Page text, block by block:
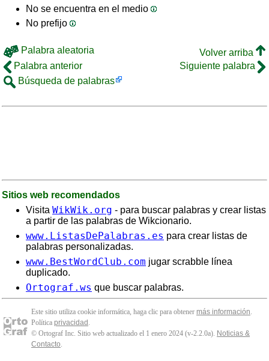
No se encuentra en el medio
No prefijo
Palabra aleatoria
Volver arriba
Palabra anterior
Siguiente palabra
Búsqueda de palabras
Sitios web recomendados
Visita WikWik.org - para buscar palabras y crear listas
a partir de las palabras de Wikcionario.
www.ListasDePalabras.es para crear listas de
palabras personalizadas.
www.BestWordClub.com jugar scrabble línea
duplicado.
Ortograf.ws que buscar palabras.
Este sitio utiliza cookie informática, haga clic para obtener más información.
Política privacidad .
© Ortograf Inc. Sitio web actualizado el 1 enero 2024 (v-2.2.0a). Noticias &
Contacto.